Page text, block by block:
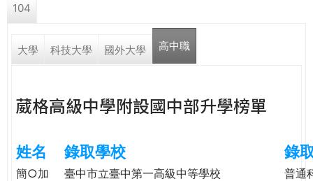
際．
e
h
r
e
104
大學 科技大學 國外大學 高中職
葳格高級中學附設國中部升學榜單
姓名 錄取學校 錄
簡○加 臺中市立臺中第一高級中等學校
普通